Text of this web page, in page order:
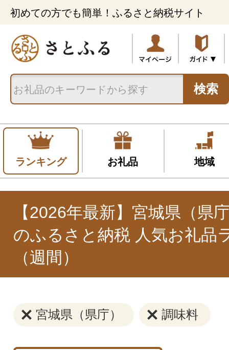
初めての方でも簡単！ふるさと納税サイト
検索
ランキング お礼品 地域
【2026年最新】宮城県（県
のふるさと納税 人気お礼品
（週間）
宮城県（県庁） 調味料